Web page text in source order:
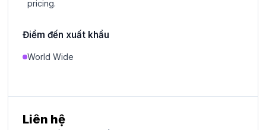
pricing.
Điểm đến xuất khẩu
World Wide
Liên hệ